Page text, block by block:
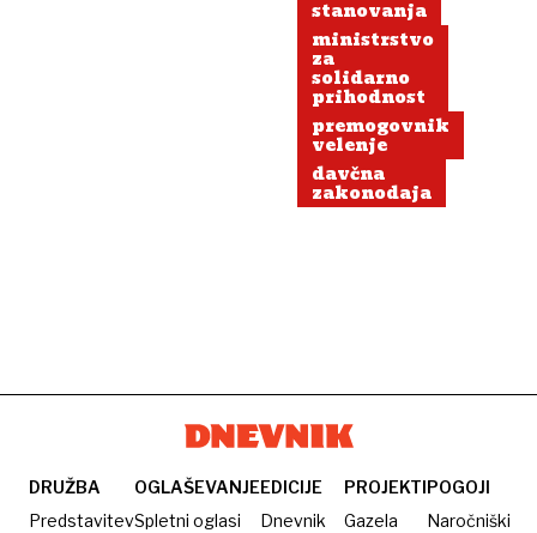
stanovanja
ministrstvo
za
solidarno
prihodnost
premogovnik
velenje
davčna
zakonodaja
DRUŽBA
Predstavitev
OGLAŠEVANJE
Spletni oglasi
EDICIJE
Dnevnik
PROJEKTI
Gazela
POGOJI
Naročniški